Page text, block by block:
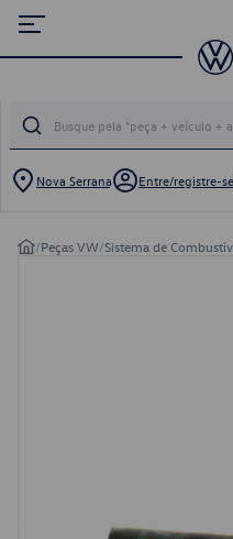
Nova Serrana Entre/registre-se
/Peças VW/Sistema de